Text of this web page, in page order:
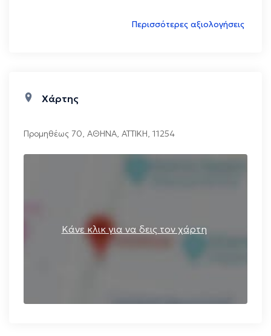
Περισσότερες αξιολογήσεις
Χάρτης
Προμηθέως 70, ΑΘΗΝΑ, ΑΤΤΙΚΗ, 11254
Κάνε κλικ για να δεις τον χάρτη